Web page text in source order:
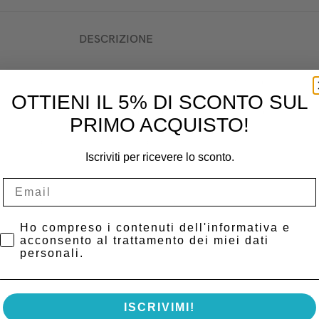
DESCRIZIONE
la massima precisione nella pulizia e preparazione delle
e polvere abrasiva, rendendola ideale per trattamenti odontoiatrici
un controllo preciso del flusso abrasivo.
ottimale e una manutenzione semplificata.
assicurando una durata prolungata dello strumento.
sabbiatrice CA-1 è compatibile con ossido di alluminio da 50 µm e
OTTIENI IL 5% DI SCONTO SUL
PRIMO ACQUISTO!
Iscriviti per ricevere lo sconto.
Privacy Policy
Ho compreso i contenuti dell'informativa e
acconsento al trattamento dei miei dati
personali.
ISCRIVIMI!